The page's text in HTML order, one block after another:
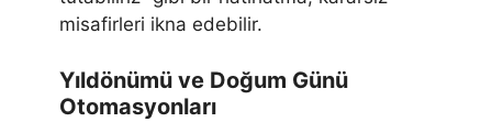
misafirleri ikna edebilir.
Yıldönümü ve Doğum Günü
Otomasyonları